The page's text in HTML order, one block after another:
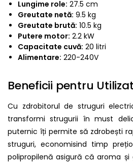
Lungime role: 27.5 cm
Greutate netă: 9.5 kg
Greutate brută: 10.5 kg
Putere motor: 2.2 kW
Capacitate cuvă: 20 litri
Alimentare: 220-240V
Beneficii pentru
Cu zdrobitorul de struguri
transformi strugurii în must
puternic îți permite să zdrobești
struguri, economisind timp
polipropilenă asigură că aroma